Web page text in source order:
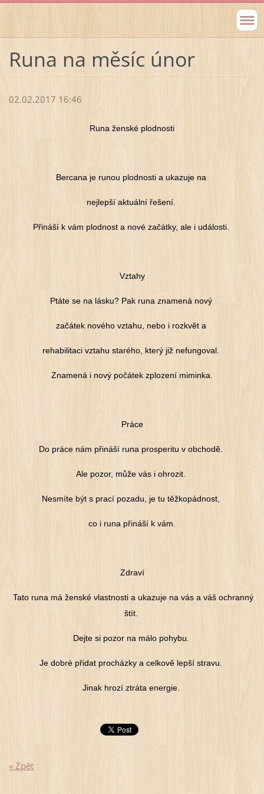
Runa na měsíc únor
02.02.2017 16:46
Runa ženské plodnosti
Bercana je runou plodnosti a ukazuje na
nejlepší aktuální řešení.
Přináší k vám plodnost a nové začátky, ale i události.
Vztahy
Ptáte se na lásku? Pak runa znamená nový
začátek nového vztahu, nebo i rozkvět a
rehabilitaci vztahu starého, který již nefungoval.
Znamená i nový počátek zplození miminka.
Práce
Do práce nám přináší runa prosperitu v obchodě.
Ale pozor, může vás i ohrozit.
Nesmíte být s prací pozadu, je tu těžkopádnost,
co i runa přináší k vám.
Zdraví
Tato runa má ženské vlastnosti a ukazuje na vás a váš ochranný
štít.
Dejte si pozor na málo pohybu.
Je dobré přidat procházky a celkově lepší stravu.
Jinak hrozí ztráta energie.
« Zpět